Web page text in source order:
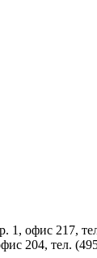
1, офис 217,
204, тел.